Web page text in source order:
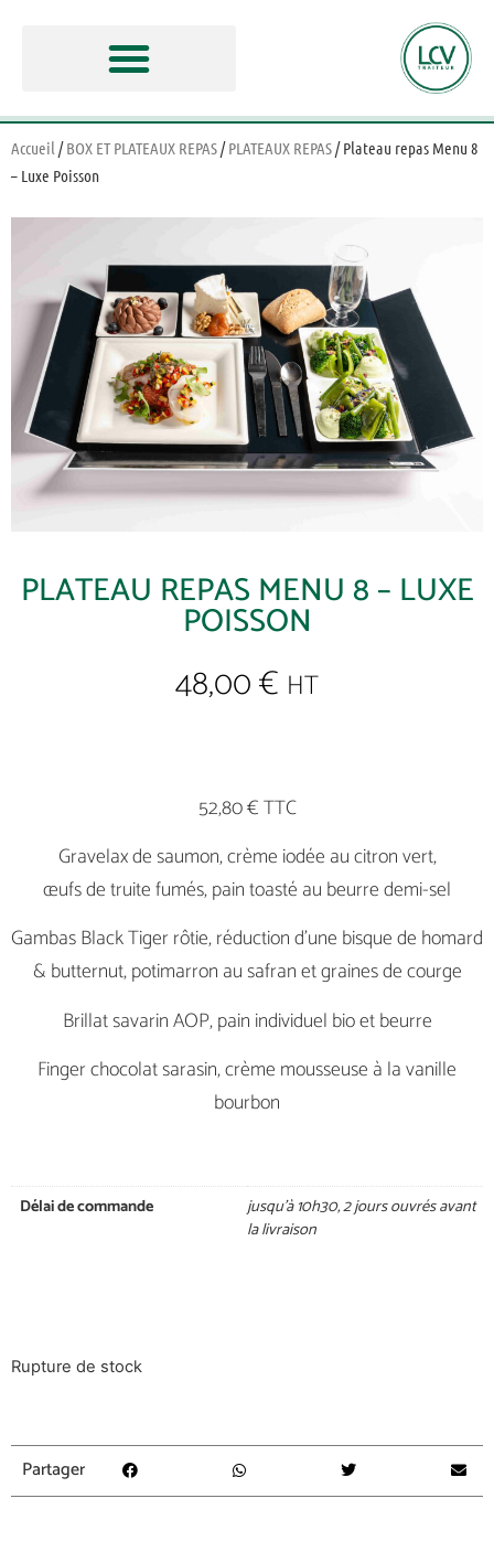
Accueil /BOX ET PLATEAUX REPAS/PLATEAUX REPAS/ Plateau repas Menu 8
– Luxe Poisson
PLATEAU REPAS MENU 8 – LUXE
POISSON
48,00€ HT
52,80 € TTC
Gravelax de saumon, crème iodée au citron vert,
œufs de truite fumés, pain toasté au beurre demi-sel
Gambas Black Tiger rôtie, réduction d’une bisque de homard
& butternut, potimarron au safran et graines de courge
Brillat savarin AOP, pain individuel bio et beurre
Finger chocolat sarasin, crème mousseuse à la vanille
bourbon
Délai de commande
jusqu’à 10h30, 2 jours ouvrés avant
la livraison
Rupture de stock
Partager